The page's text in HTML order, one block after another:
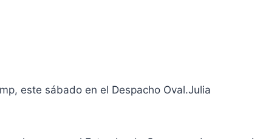
este sábado en el Despacho Oval.Julia